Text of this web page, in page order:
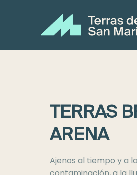
TERRAS
ARENA
Ajenos al tiempo y a